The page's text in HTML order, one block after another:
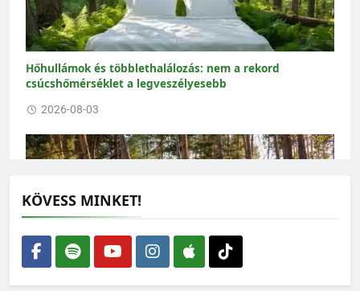
Hőhullámok és többlethalálozás: nem a rekord
csúcshőmérséklet a legveszélyesebb
2026-08-03
Nem elég több fát ültetni: a meglévő erdőket kell
megmenteni a kiszáradástól
KÖVESS MINKET!